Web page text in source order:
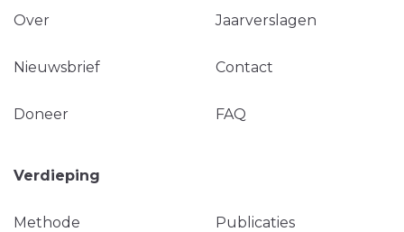
Over Jaarverslagen
Nieuwsbrief Contact
Doneer FAQ
Verdieping
Methode Publicaties